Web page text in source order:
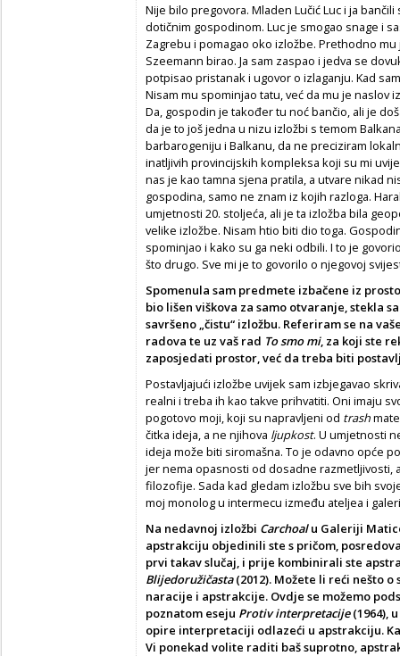
Nije bilo pregovora. Mladen Lučić Luc i ja
dotičnim gospodinom. Luc je smogao snage i
Zagrebu i pomagao oko izložbe. Prethodno
Szeemann birao. Ja sam zaspao i jedva se
potpisao pristanak i ugovor o izlaganju. Kad
Nisam mu spominjao tatu, već da mu je naslov
Da, gospodin je također tu noć bančio, ali je
da je to još jedna u nizu izložbi s temom
barbarogeniju i Balkanu, da ne preciziram
inatljivih provincijskih kompleksa koji su mi
nas je kao tamna sjena pratila, a utvare nikad
gospodina, samo ne znam iz kojih razloga.
umjetnosti 20. stoljeća, ali je ta izložba bila
velike izložbe. Nisam htio biti dio toga.
spominjao i kako su ga neki odbili. I to je
što drugo. Sve mi je to govorilo o njegovoj
Spomenula sam predmete izbačene iz
bio lišen viškova za samo otvaranje, stekla
savršeno „čistu“ izložbu. Referiram se na
radova te uz vaš rad To smo mi, za koji ste
zaposjedati prostor, već da treba biti
Postavljajući izložbe uvijek sam izbjegavao
realni i treba ih kao takve prihvatiti. Oni imaju
pogotovo moji, koji su napravljeni od trash
čitka ideja, a ne njihova ljupkost. U umjetnosti
ideja može biti siromašna. To je odavno opće
jer nema opasnosti od dosadne razmetljivosti,
filozofije. Sada kad gledam izložbu sve bih
moj monolog u intermecu između ateljea i
Na nedavnoj izložbi Carchoalu Galeriji
apstrakciju objedinili ste s pričom,
prvi takav slučaj, i prije kombinirali ste
Blijedoružičasta(2012). Možete li reći nešto
naracije i apstrakcije. Ovdje se možemo
poznatom eseju Protiv interpretacije(1964),
opire interpretaciji odlazeći u apstrakciju.
Vi ponekad volite raditi baš suprotno,